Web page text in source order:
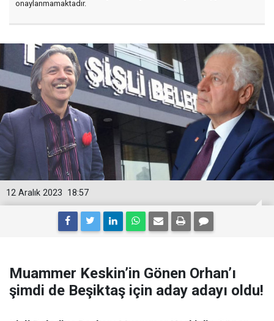
onaylanmamaktadır.
18:57
12 Aralık 2023
Muammer Keskin’in Gönen Orhan’ı
şimdi de Beşiktaş için aday adayı oldu!